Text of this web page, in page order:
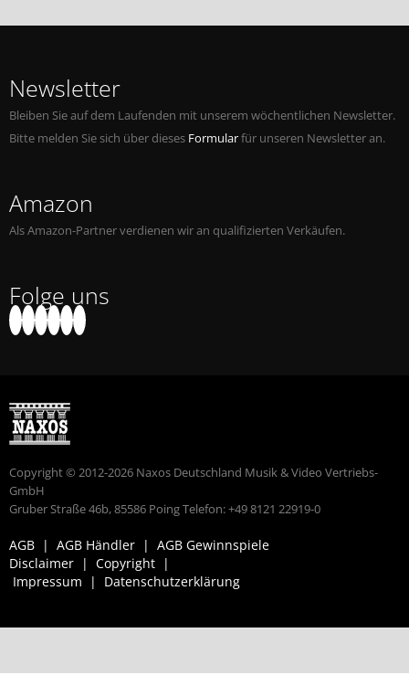
Newsletter
Bleiben Sie auf dem Laufenden mit unserem wöchentlichen Newsletter.
Bitte melden Sie sich über dieses Formularfür unseren Newsletter an.
Amazon
Als Amazon-Partner verdienen wir an qualifizierten Verkäufen.
Folge uns
Copyright © 2012-2026 Naxos Deutschland Musik & Video Vertriebs-
GmbH
Gruber Straße 46b, 85586 Poing Telefon: +49 8121 22919-0
AGB | AGB Händler | AGB Gewinnspiele
Disclaimer | Copyright |
Impressum
| Datenschutzerklärung